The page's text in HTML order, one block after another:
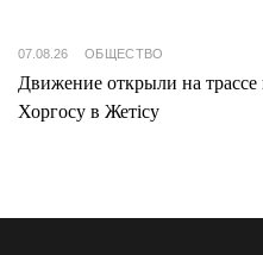
07.08.26 ОБЩЕСТВО
Движение открыли на трассе
Хоргосу в Жетісу